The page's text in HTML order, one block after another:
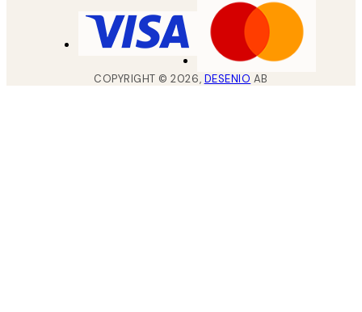
COPYRIGHT ©2026, DESENIO AB